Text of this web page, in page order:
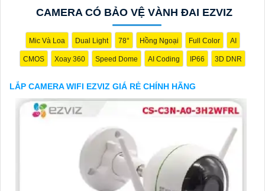
kết nối thông minh qua Wifi, Camera Wifi Ezviz sẽ giúp bạn giám
sát ngôi nhà hoặc văn phòng mọi lúc mọi nơi chỉ bằng một chiếc
Không chỉ vậy, sản phẩm cũng mang lại chất lượng hình ảnh sắc
nét và độ phân giải cao, cho phép bạn theo dõi mọi hoạt động
một cách dễ dàng. Đừng bỏ lỡ cơ hội sở hữu Camera Wifi Ezviz
hôm nay!"
Hy vọng đoạn văn trên sẽ giúp bạn trong việc giới thiệu sản
phẩm Camera Wifi Ezviz.
CAMERA CÓ BẢO VỆ VÀNH ĐAI EZVIZ
Mic Và Loa Dual Light 78° Hồng Ngoại Full Color AI
CMOS Xoay 360 Speed Dome AI Coding IP66 3D DNR
LẮP CAMERA WIFI EZVIZ GIÁ RẺ CHÍNH HÃNG